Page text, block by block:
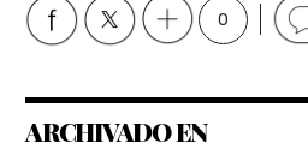
0
ARCHIVADO EN